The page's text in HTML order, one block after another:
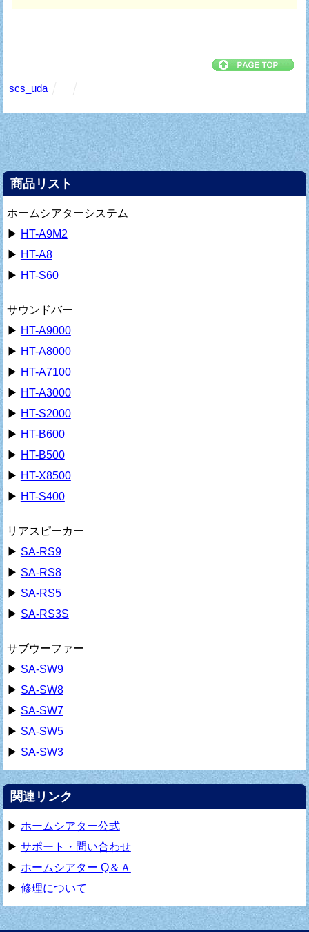
scs_uda
商品リスト
ホームシアターシステム
▶ HT-A9M2
▶ HT-A8
▶ HT-S60
サウンドバー
▶ HT-A9000
▶ HT-A8000
▶ HT-A7100
▶ HT-A3000
▶ HT-S2000
▶ HT-B600
▶ HT-B500
▶ HT-X8500
▶ HT-S400
リアスピーカー
▶ SA-RS9
▶ SA-RS8
▶ SA-RS5
▶ SA-RS3S
サブウーファー
▶ SA-SW9
▶ SA-SW8
▶ SA-SW7
▶ SA-SW5
▶ SA-SW3
関連リンク
▶ ホームシアター公式
▶ サポート・問い合わせ
▶ ホームシアター Q＆Ａ
▶ 修理について